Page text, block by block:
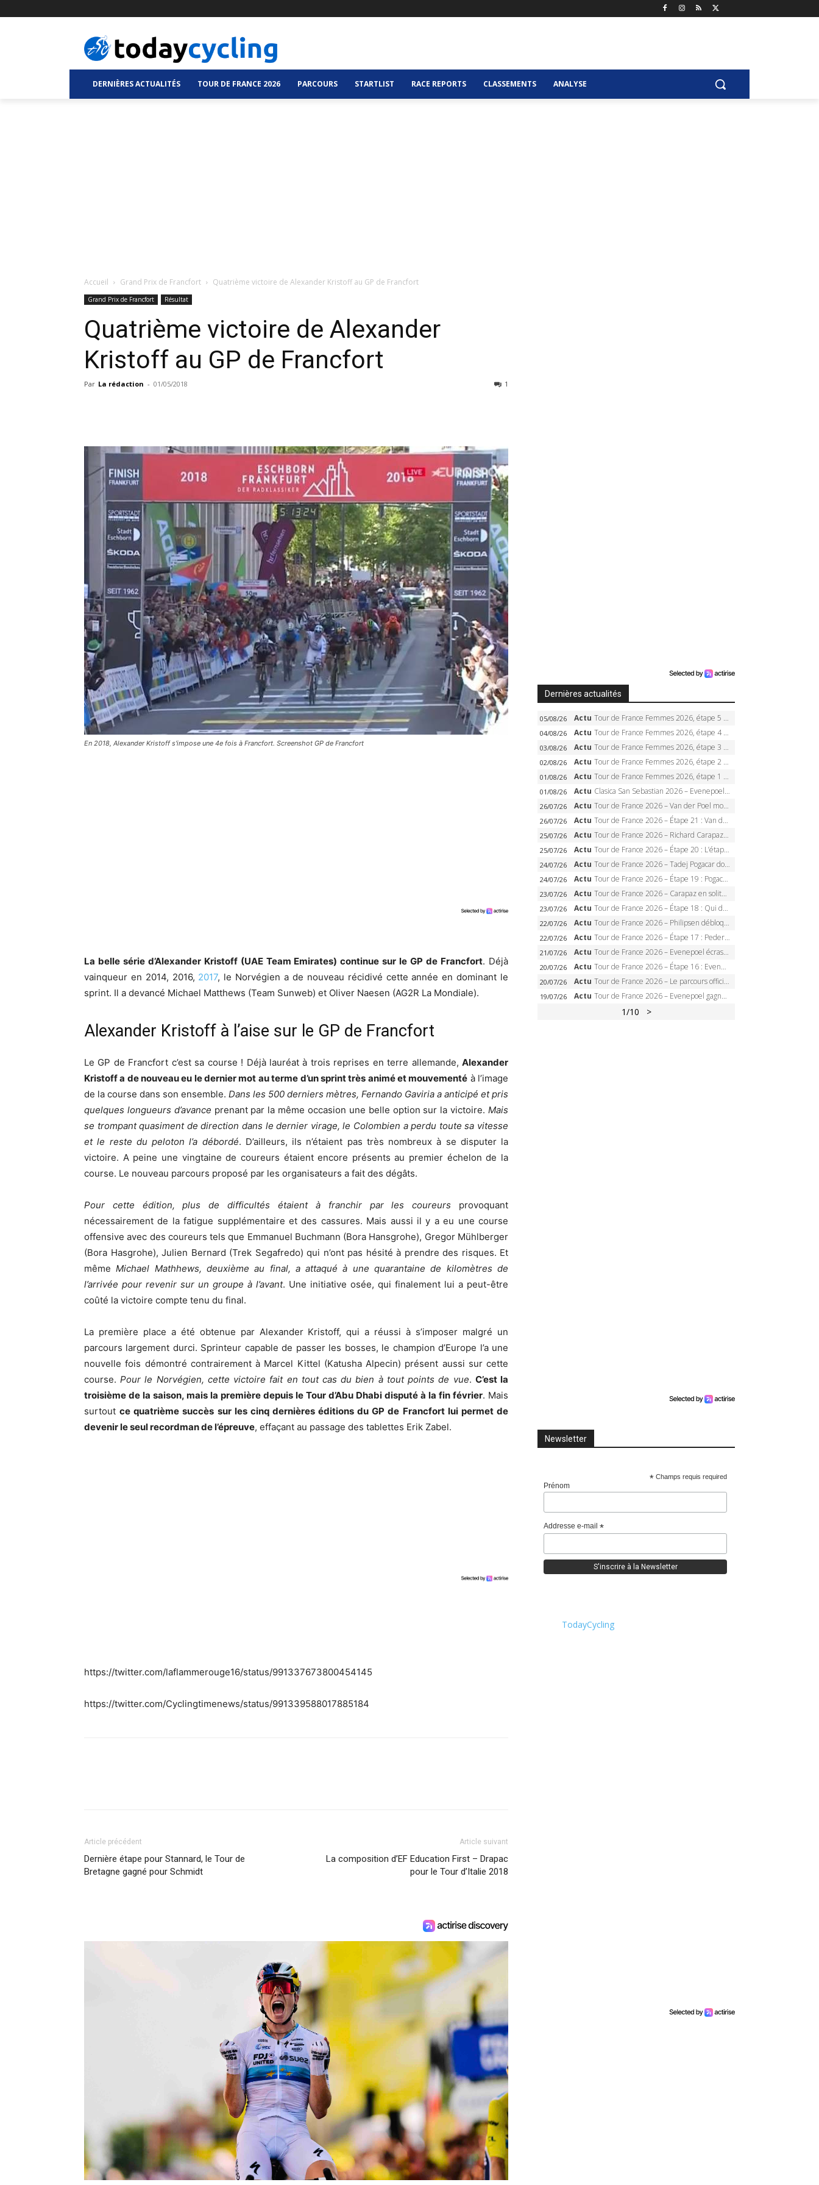
DERNIÈRES ACTUALITÉS TOUR DE FRANCE 2026 PARCOURS STARTLIST RACE REPORTS CLASSEMENTS ANALYSE
Accueil Grand Prix de Francfort Quatrième victoire de Alexander Kristoff au GP de Francfort
Grand Prix de Francfort Résultat
Quatrième victoire de Alexander
Kristoff au GP de Francfort
Par La rédaction - 01/05/2018 1
En 2018, Alexander Kristoff s'impose une 4e fois à Francfort. Screenshot GP de Francfort
La belle série d’Alexander Kristoff (UAE Team Emirates) continue sur le GP de Francfort. Déjà
vainqueur en 2014, 2016, 2017, le Norvégien a de nouveau récidivé cette année en dominant le
sprint. Il a devancé Michael Matthews (Team Sunweb) et Oliver Naesen (AG2R La Mondiale).
Alexander Kristoff à l’aise sur le GP de Francfort
Le GP de Francfort c’est sa course ! Déjà lauréat à trois reprises en terre allemande, Alexander
Kristoff a de nouveau eu le dernier mot au terme d’un sprint très animé et mouvementé à l’image
de la course dans son ensemble. Dans les 500 derniers mètres, Fernando Gaviria a anticipé et pris
quelques longueurs d’avance prenant par la même occasion une belle option sur la victoire.Mais
se trompant quasiment de direction dans le dernier virage, le Colombien a perdu toute sa vitesse
et le reste du peloton l’a débordé. D’ailleurs, ils n’étaient pas très nombreux à se disputer la
victoire. A peine une vingtaine de coureurs étaient encore présents au premier échelon de la
course. Le nouveau parcours proposé par les organisateurs a fait des dégâts.
Pour cette édition, plus de difficultés étaient à franchir par les coureurs provoquant
nécessairement de la fatigue supplémentaire et des cassures. Mais aussi il y a eu une course
offensive avec des coureurs tels que Emmanuel Buchmann (Bora Hansgrohe), Gregor Mühlberger
(Bora Hasgrohe), Julien Bernard (Trek Segafredo) qui n’ont pas hésité à prendre des risques. Et
mêmeMichael Mathhews, deuxième au final, a attaqué à une quarantaine de kilomètres de
l’arrivée pour revenir sur un groupe à l’avant. Une initiative osée, qui finalement lui a peut-être
coûté la victoire compte tenu du final.
La première place a été obtenue par Alexander Kristoff, qui a réussi à s’imposer malgré un
parcours largement durci. Sprinteur capable de passer les bosses, le champion d’Europe l’a une
nouvelle fois démontré contrairement à Marcel Kittel (Katusha Alpecin) présent aussi sur cette
course.Pour le Norvégien, cette victoire fait en tout cas du bien à tout points de vue. C’est la
troisième de la saison, mais la première depuis le Tour d’Abu Dhabi disputé à la fin février. Mais
surtoutce quatrième succès sur les cinq dernières éditions du GP de Francfort lui permet de
devenir le seul recordman de l’épreuve, effaçant au passage des tablettes Erik Zabel.
https://twitter.com/laflammerouge16/status/991337673800454145
https://twitter.com/Cyclingtimenews/status/991339588017885184
Article précédent
Dernière étape pour Stannard, le Tour de
Bretagne gagné pour Schmidt
Article suivant
La composition d’EF Education First – Drapac
pour le Tour d’Italie 2018
Dernières actualités
05/08/26 Actu Tour de France Femmes 2026, étape 5 – Demi Vollering gagne à Belleville, Reusser en jaune, Ferrand-Prévot coule
04/08/26 Actu Tour de France Femmes 2026, étape 4 – Marlen Reusser écrase le chrono, Ferrand-Prévot en crise
03/08/26 Actu Tour de France Femmes 2026, étape 3 – Sigrid Haugset en solitaire, 88 km d’échappée, maillot jaune
02/08/26 Actu Tour de France Femmes 2026, étape 2 – Lorena Wiebes doublé à Genève, Markus héroïque, 7e record
01/08/26 Actu Tour de France Femmes 2026, étape 1 – Lorena Wiebes intouchable à Lausanne, premier maillot jaune
01/08/26 Actu Clasica San Sebastian 2026 – Evenepoel recordman, 4e victoire, Carapaz battu au sprint
26/07/26 Actu Tour de France 2026 – Van der Poel monumental à Paris, Pogacar égale le record des cinq sacres
26/07/26 Actu Tour de France 2026 – Étape 21 : Van der Poel, Pogacar, qui succédera à Wout van Aert sur les Champs-Elysées ?
25/07/26 Actu Tour de France 2026 – Richard Carapaz roi des Alpes, doublé et maillot à pois, Seixas perd le podium
25/07/26 Actu Tour de France 2026 – Étape 20 : L’étape reine, Galibier, Sarenne, Alpe d’Huez, qui succédera à Pogacar ?
24/07/26 Actu Tour de France 2026 – Tadej Pogacar dompte l’Alpe d’Huez, 5e victoire, record de Pantani pulvérisé
24/07/26 Actu Tour de France 2026 – Étape 19 : Pogacar peut-il enfin dompter l’Alpe d’Huez ?
23/07/26 Actu Tour de France 2026 – Carapaz en solitaire à Orcières-Merlette, Paret-Peintre à un point du maillot à pois
23/07/26 Actu Tour de France 2026 – Étape 18 : Qui domptera Orcières-Merlette, première marche vers l’Alpe d’Huez ?
22/07/26 Actu Tour de France 2026 – Philipsen débloque son compteur à Voiron, Pedersen en danger pour le maillot vert
22/07/26 Actu Tour de France 2026 – Étape 17 : Pedersen peut-il verrouiller le maillot vert à Voiron ?
21/07/26 Actu Tour de France 2026 – Evenepoel écrase le chrono d’Évian, Seixas 4e, Lipowitz abandonne
20/07/26 Actu Tour de France 2026 – Étape 16 : Evenepoel, Pogacar, Ganna… qui domptera le chrono d’Évian pour redessiner le podium ?
20/07/26 Actu Tour de France 2026 – Le parcours officiel complet : 21 étapes, profils, carte et dates
19/07/26 Actu Tour de France 2026 – Evenepoel gagne à Solaison, Vingegaard abandonne, Pogacar toujours en jaune
1/10 >
Newsletter
* Champs requis required
Prénom
Addresse e-mail *
TodayCycling